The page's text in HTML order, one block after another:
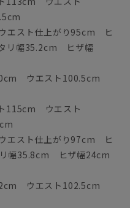
エスト仕上がり95cm ヒ
リ幅35.2cm ヒザ幅
ウエスト100.5cm
115cm ウエスト
エスト仕上がり97cm ヒ
幅35.8cm ヒザ幅24cm
ウエスト102.5cm